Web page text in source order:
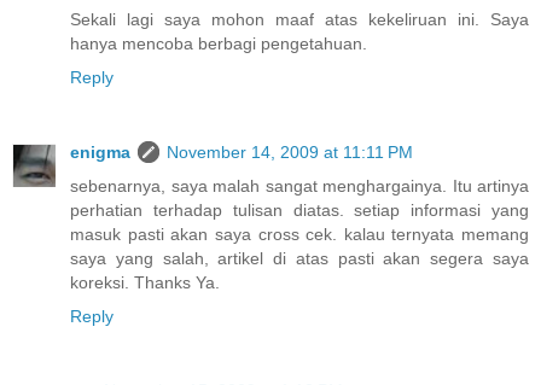
Sekali lagi saya mohon maaf atas kekeliruan ini. Saya
hanya mencoba berbagi pengetahuan.
Reply
enigma
November 14, 2009 at 11:11 PM
sebenarnya, saya malah sangat menghargainya. Itu artinya
perhatian terhadap tulisan diatas. setiap informasi yang
masuk pasti akan saya cross cek. kalau ternyata memang
saya yang salah, artikel di atas pasti akan segera saya
koreksi. Thanks Ya.
Reply